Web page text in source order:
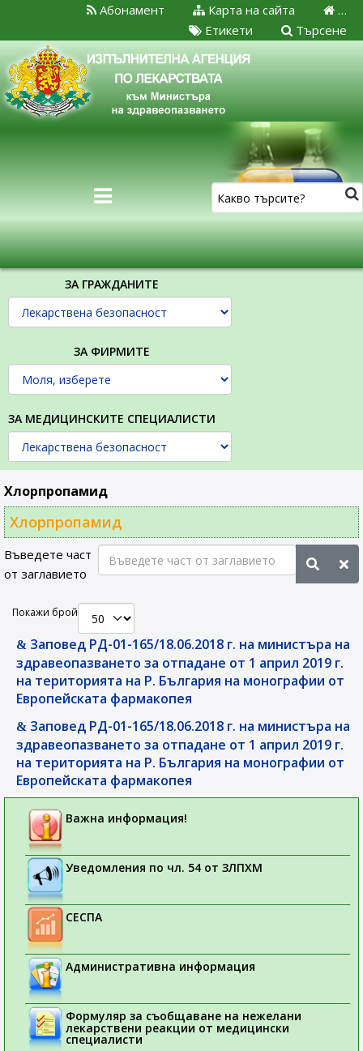
…
Карта на сайта
Абонамент
Търсене
Етикети
ЗА ГРАЖДАНИТЕ
ЗА ФИРМИТЕ
ЗА МЕДИЦИНСКИТЕ СПЕЦИАЛИСТИ
Хлорпропамид
Хлорпропамид
Въведете част
от заглавието
Покажи брой
Заповед РД-01-165/18.06.2018 г. на министъра на
здравеопазването за отпадане от 1 април 2019 г.
на територията на Р. България на монографии от
Европейската фармакопея
Заповед РД-01-165/18.06.2018 г. на министъра на
здравеопазването за отпадане от 1 април 2019 г.
на територията на Р. България на монографии от
Европейската фармакопея
Важна информация!
Уведомления по чл. 54 от ЗЛПХМ
СЕСПА
Административна информация
Формуляр за съобщаване на нежелани
лекарствени реакции от медицински
специалисти